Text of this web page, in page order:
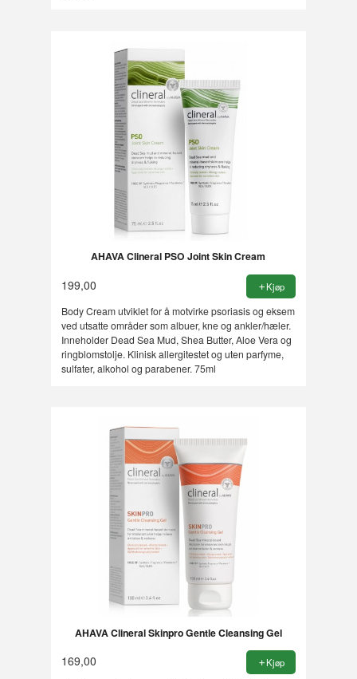
AHAVA Clineral PSO Joint Skin Cream
199,00 Kjøp
Body Cream utviklet for å motvirke psoriasis og eksem
ved utsatte områder som albuer, kne og ankler/hæler.
Inneholder Dead Sea Mud, Shea Butter, Aloe Vera og
ringblomstolje. Klinisk allergitestet og uten parfyme,
sulfater, alkohol og parabener. 75ml
AHAVA Clineral Skinpro Gentle Cleansing Gel
169,00 Kjøp